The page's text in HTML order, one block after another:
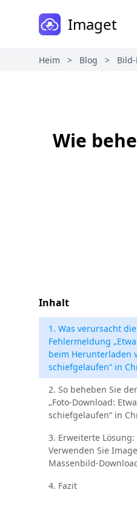
Imaget
Heim > Blog >
Wie
Inhalt
1. Was verursacht die
Fehlermeldung
beim Herunterladen
schiefgelaufen“ in
2. So beheben Sie
„Foto-Download:
schiefgelaufen“ in
3. Erweiterte Lösung:
Verwenden Sie
Massenbild-
4. Fazit